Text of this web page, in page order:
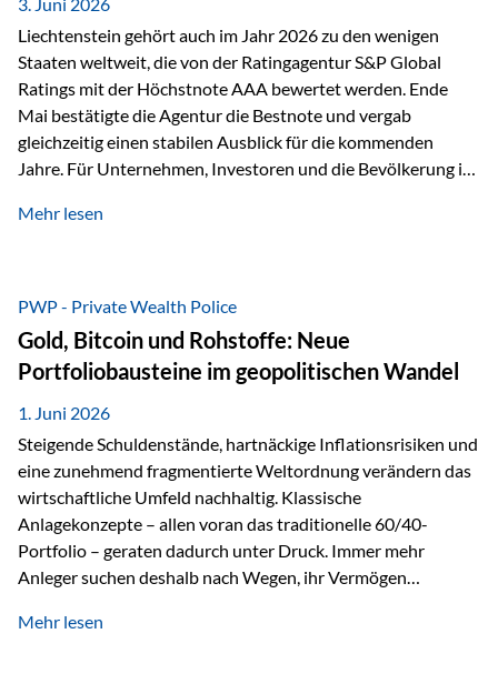
Liechtenstein gehört auch im Jahr 2026 zu den wenigen
Staaten weltweit, die von der Ratingagentur S&P Global
Ratings mit der Höchstnote AAA bewertet werden. Ende
Mai bestätigte die Agentur die Bestnote und vergab
gleichzeitig einen stabilen Ausblick für die kommenden
Jahre. Für Unternehmen, Investoren und die Bevölkerung ist
finanzielle Stabilität des Landes sowie das Vertrauen
trotz Herausforderungen Die weltwirtschaftlichen
Rahmenbedingungen bleiben anspruchsvoll. Geopolitische
Unsicherheiten, eine verhaltene Investitionstätigkeit und
eine schwächere Nachfrage in wichtigen Exportmärkten
beeinflussen auch die liechtensteinische Wirtschaft.
Dennoch sieht…
Mehr lesen
PWP - Private Wealth Police
Gold, Bitcoin und Rohstoffe: Neue
Portfoliobausteine im geopolitischen Wandel
1. Juni 2026
Steigende Schuldenstände, hartnäckige Inflationsrisiken und
eine zunehmend fragmentierte Weltordnung verändern das
wirtschaftliche Umfeld nachhaltig. Klassische
Anlagekonzepte – allen voran das traditionelle 60/40-
Portfolio – geraten dadurch unter Druck. Immer mehr
Anleger suchen deshalb nach Wegen, ihr Vermögen
Unsicherheit abzusichern. Genau hier rücken reale und
Mehr lesen